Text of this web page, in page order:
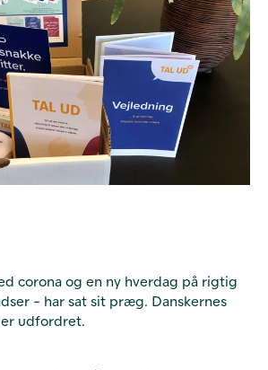
corona og en ny hverdag på rigtig
- har sat sit præg. Danskernes
udfordret.